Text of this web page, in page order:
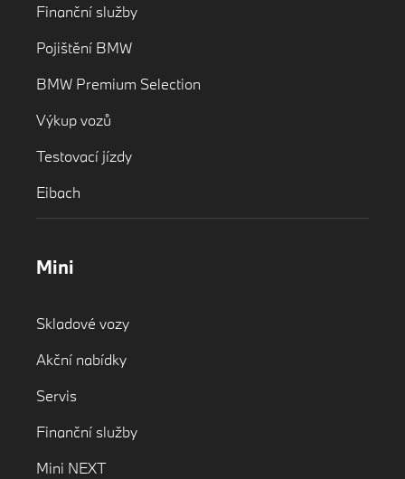
Finanční služby
Pojištění BMW
BMW Premium Selection
Výkup vozů
Testovací jízdy
Eibach
Mini
Skladové vozy
Akční nabídky
Servis
Finanční služby
Mini NEXT